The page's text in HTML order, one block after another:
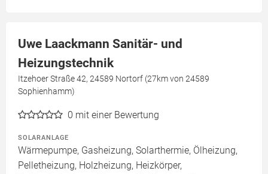
Uwe Laackmann Sanitär- und
Heizungstechnik
Itzehoer Straße 42, 24589 Nortorf (27km von 24589
Sophienhamm)
0 mit einer Bewertung
SOLARANLAGE
Wärmepumpe, Gasheizung, Solarthermie, Ölheizung,
Pelletheizung, Holzheizung, Heizkörper,